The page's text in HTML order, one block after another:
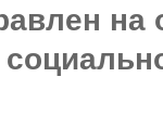
на